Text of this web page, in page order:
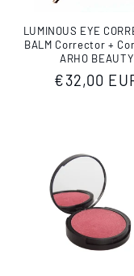
LUMINOUS EYE
BALM Corrector +
ARHO BEAUTY
Normale
€32,00